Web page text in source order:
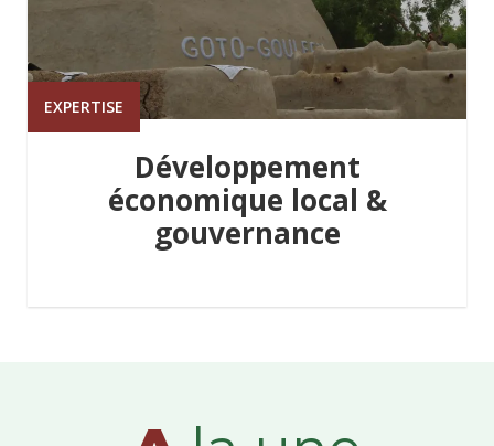
EXPERTISE
Développement
économique local &
gouvernance